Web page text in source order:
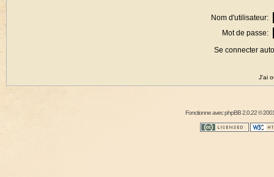
Nom d'utilisateur:
Mot de passe:
Se connecter
J'ai
Fonctionne avecphpBB2.0.22 ©